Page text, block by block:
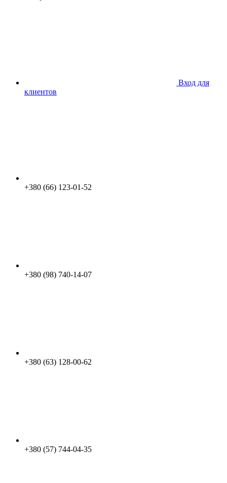
Вход для
клиентов
+380 (66) 123-01-52
+380 (98) 740-14-07
+380 (63) 128-00-62
+380 (57) 744-04-35